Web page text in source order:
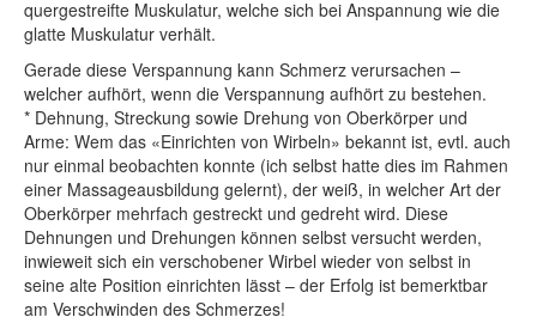
quergestreifte Muskulatur, welche sich bei Anspannung wie die
glatte Muskulatur verhält.
Gerade diese Verspannung kann Schmerz verursachen –
welcher aufhört, wenn die Verspannung aufhört zu bestehen.
* Dehnung, Streckung sowie Drehung von Oberkörper und
Arme: Wem das «Einrichten von Wirbeln» bekannt ist, evtl. auch
nur einmal beobachten konnte (ich selbst hatte dies im Rahmen
einer Massageausbildung gelernt), der weiß, in welcher Art der
Oberkörper mehrfach gestreckt und gedreht wird. Diese
Dehnungen und Drehungen können selbst versucht werden,
inwieweit sich ein verschobener Wirbel wieder von selbst in
seine alte Position einrichten lässt – der Erfolg ist bemerktbar
am Verschwinden des Schmerzes!